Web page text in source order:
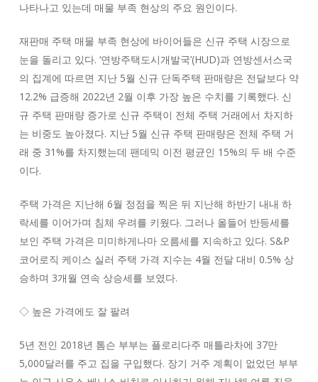
나타나고 있는데 매물 부족 현상의 주요 원인이다.
재판매 주택 매물 부족 현상에 바이어들은 신규 주택 시장으로
눈을 돌리고 있다. ‘연방주택도시개발국’(HUD)과 연방센서스국
의 집계에 따르면 지난 5월 신규 단독주택 판매량은 전달보다 약
12.2% 급증해 2022년 2월 이후 가장 높은 수치를 기록했다. 신
규 주택 판매량 증가로 신규 주택이 전체 주택 거래에서 차지하
는 비중도 높아졌다. 지난 5월 신규 주택 판매량은 전체 주택 거
래 중 31%를 차지했는데 팬데믹 이전 평균인 15%의 두 배 수준
이다.
주택 가격은 지난해 6월 정점을 찍은 뒤 지난해 하반기 내내 하
락세를 이어가며 침체 우려를 키웠다. 그러나 올들어 반등세를
보인 주택 가격은 미미하게나마 오름세를 지속하고 있다. S&P
코어로직 케이스 실러 주택 가격 지수는 4월 전달 대비 0.5% 상
승하며 3개월 연속 상승세를 보였다.
◇ 높은 가격에도 잘 팔려
5년 전인 2018년 톰슨 부부는 플로리다주 매틀라차에 37만
5,000달러를 주고 집을 구입했다. 장기 거주 계획이 없었던 부부